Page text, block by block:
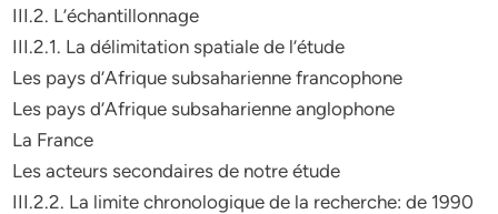
III.2. L’échantillonnage
III.2.1. La délimitation spatiale de l’étude
Les pays d’Afrique subsaharienne francophone
Les pays d’Afrique subsaharienne anglophone
La France
Les acteurs secondaires de notre étude
III.2.2. La limite chronologique de la recherche: de 1990